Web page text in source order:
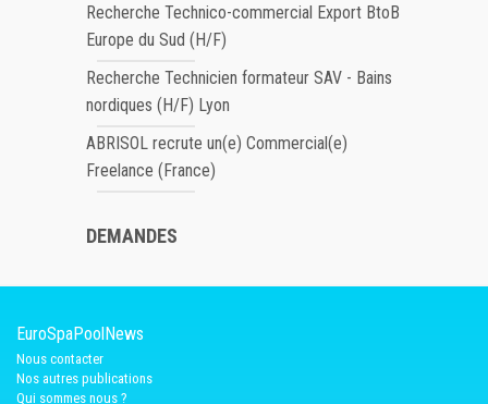
Recherche Technico-commercial Export BtoB
Europe du Sud (H/F)
Recherche Technicien formateur SAV - Bains
nordiques (H/F) Lyon
ABRISOL recrute un(e) Commercial(e)
Freelance (France)
DEMANDES
EuroSpaPoolNews
Nous contacter
Nos autres publications
Qui sommes nous ?